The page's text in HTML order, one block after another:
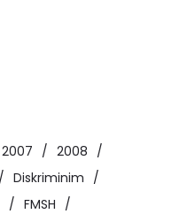
2007
2008
Diskriminim
FMSH